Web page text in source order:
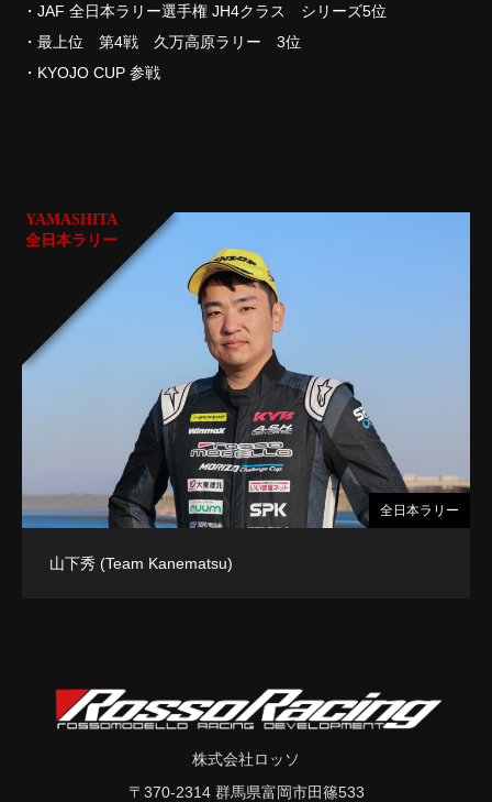
・JAF 全日本ラリー選手権 JH4クラス シリーズ5位
・最上位 第4戦 久万高原ラリー 3位
・KYOJO CUP 参戦
YAMASHITA
全日本ラリー
全日本ラリー
山下秀 (Team Kanematsu)
株式会社ロッソ
〒370-2314 群馬県富岡市田篠533